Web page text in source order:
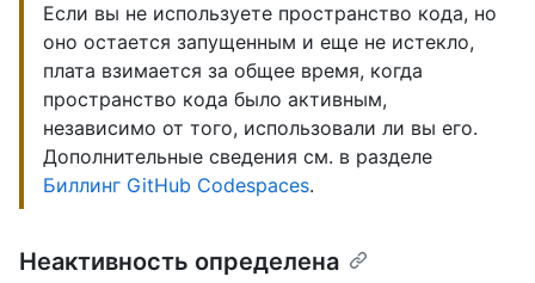
Если вы не используете пространство кода, но
оно остается запущенным и еще не истекло,
плата взимается за общее время, когда
пространство кода было активным,
независимо от того, использовали ли вы его.
Дополнительные сведения см. в разделе
Биллинг GitHub Codespaces.
Неактивность определена